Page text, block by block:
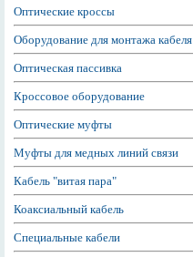
Оптические кроссы
Оборудование для монтажа кабеля
Оптическая пассивка
Кроссовое оборудование
Оптические муфты
Муфты для медных линий связи
Кабель "витая пара"
Коаксиальный кабель
Специальные кабели